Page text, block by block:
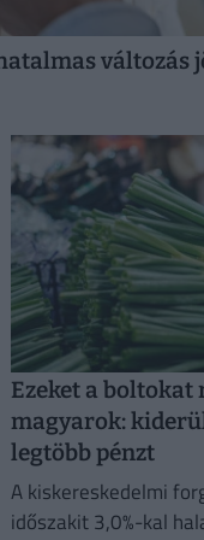
változás
Ezeket a boltokat
magyarok:
legtöbb pénzt
A kiskereskedelmi
időszakit 3,0%-kal